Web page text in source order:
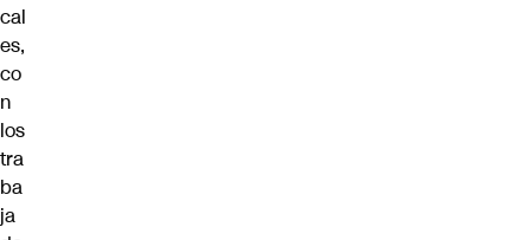
cal
es,
co
n
los
tra
ba
ja